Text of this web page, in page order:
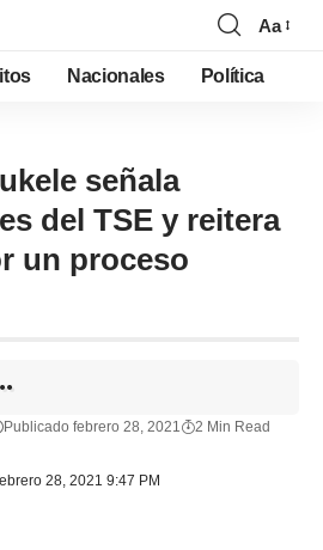
Aa
Nacionales Política
señala
del TSE y reitera
un proceso
28, 2021 9:47 PM
Publicado febrero 28, 2021 2 Min Read